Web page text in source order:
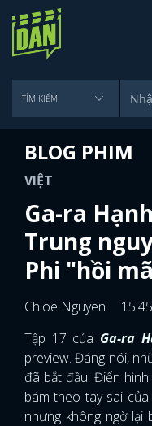
BLOG PHIM
VIỆT
Ga-ra
Trung
Phi "hồi
Chloe Nguyen
Tập 17 của Ga-ra
preview. Đáng nói,
đã bắt đầu. Điển hình
bám theo tay sai
nhưng không ngờ lại